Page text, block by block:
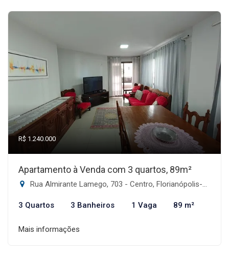
R$ 1.240.000
Apartamento à Venda com 3 quartos, 89m²
Rua Almirante Lamego, 703 - Centro, Florianópolis-SC
3 Quartos 3 Banheiros 1 Vaga 89 m²
Mais informações